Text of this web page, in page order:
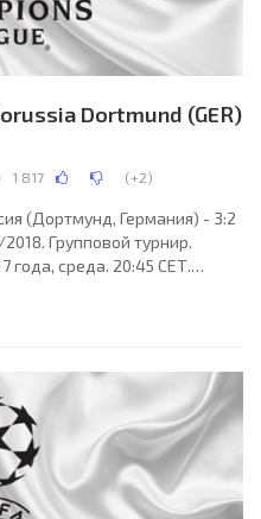
Dortmund (GER)
1 817 (+2)
(Дортмунд, Германия) - 3:2
Групповой турнир.
года, среда. 20:45 СЕТ.
85454). Главный арбитр:
ассистенты
(оба -